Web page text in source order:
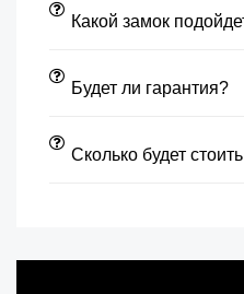
Какой замок
Будет ли гарантия?
Сколько будет